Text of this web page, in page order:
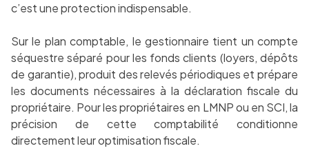
c’est une protection indispensable.
Sur le plan comptable, le gestionnaire tient un compte
séquestre séparé pour les fonds clients (loyers, dépôts
de garantie), produit des relevés périodiques et prépare
les documents nécessaires à la déclaration fiscale du
propriétaire. Pour les propriétaires en LMNP ou en SCI, la
précision de cette comptabilité conditionne
directement leur optimisation fiscale.